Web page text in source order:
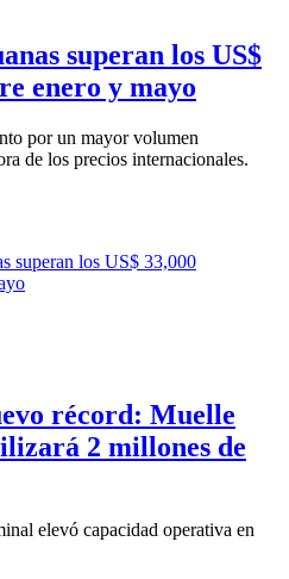
superan los US$
enero y mayo
por un mayor volumen
de los precios internacionales.
récord: Muelle
2 millones de
elevó capacidad operativa en